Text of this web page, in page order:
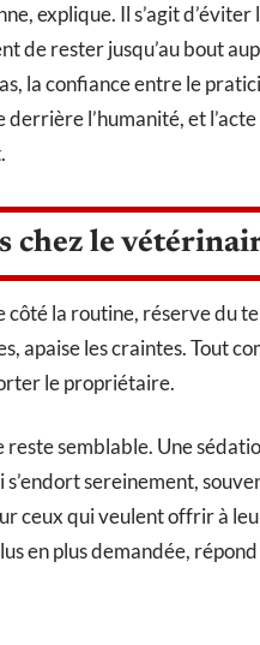
explique. Il s’agit d’éviter
de rester jusqu’au bout
la confiance entre le
derrière l’humanité, et
chez le
côté la routine, réserve du
apaise les craintes. Tout
le propriétaire.
reste semblable. Une
sereinement,
ceux qui veulent offrir à
en plus demandée,